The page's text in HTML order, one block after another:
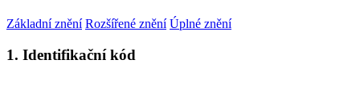
Základní znění Rozšířené znění Úplné znění
1. Identifikační kód